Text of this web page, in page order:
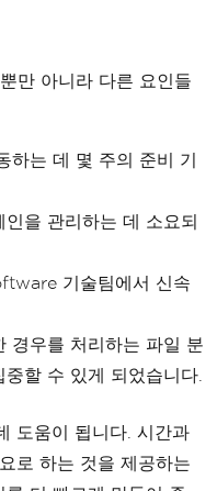
만 아니라 다른 요인들
하는 데 몇 주의 준비 기
인을 관리하는 데 소요되
기술팀에서 신속
경우를 처리하는 파일 분
할 수 있게 되었습니다.
도움이 됩니다. 시간과
로 하는 것을 제공하는